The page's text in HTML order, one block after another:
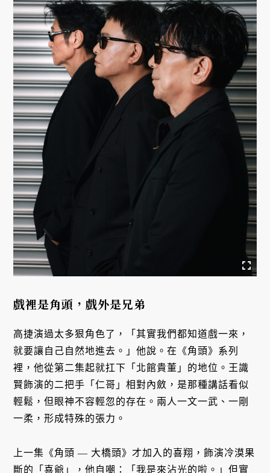
戲裡是角頭，戲外是兄弟
高捷演過太多狠角色了，「其實我們都知道戲一來，
就要讓自己自然地進去。」他說。在《角頭》系列
裡，他從第二集起就扛下「北館貴董」的地位。王識
賢飾演的二把手「仁哥」相對內斂，是那種講話看似
輕鬆，但眼神不容輕忽的存在。兩人一文一武、一剛
一柔，形成特殊的張力。
上一集《角頭 — 大橋頭》才加入的喜翔，飾演冷漠果
斷的「喜爺」，他自嘲：「我是來沾光的啦。」但實